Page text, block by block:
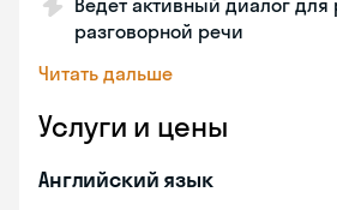
Ведет активный диалог для
разговорной речи
Читать дальше
Услуги и цены
Английский язык